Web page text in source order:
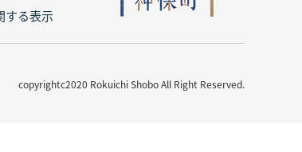
する表示
copyrightc2020 Rokuichi Shobo All Right Reserved.